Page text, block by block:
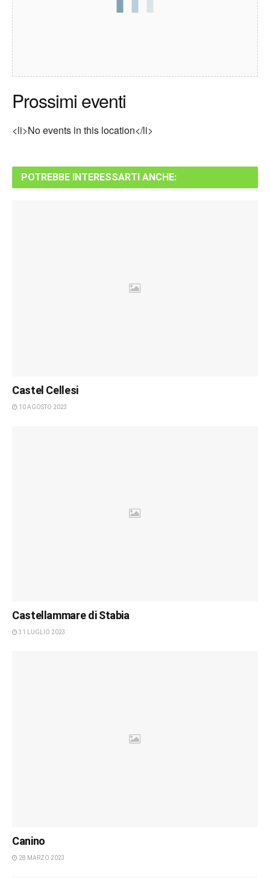
Prossimi eventi
<li>No events in this location</li>
POTREBBE INTERESSARTI ANCHE:
Castel Cellesi
10 AGOSTO 2023
Castellammare di Stabia
31 LUGLIO 2023
Canino
28 MARZO 2023